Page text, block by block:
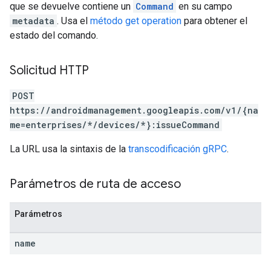
que se devuelve contiene un Command en su campo
metadata . Usa el método get operation para obtener el
estado del comando.
Solicitud HTTP
POST
https://androidmanagement.googleapis.com/v1/{na
me=enterprises/*/devices/*}:issueCommand
La URL usa la sintaxis de la transcodificación gRPC.
Parámetros de ruta de acceso
Parámetros
name